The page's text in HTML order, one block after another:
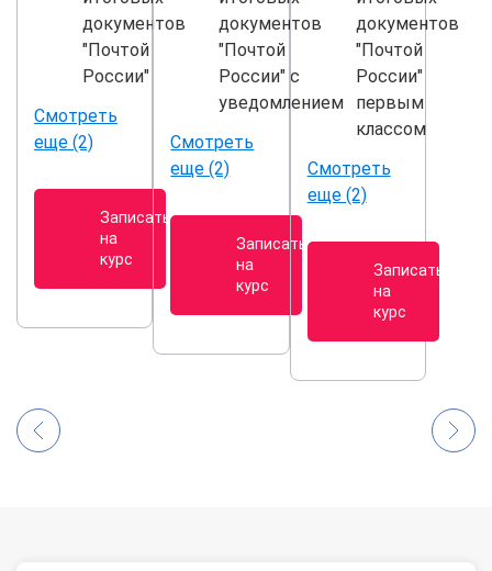
документов
"Почтой
России"
Смотреть
еще (2)
Записаться
на
курс
документов
"Почтой
России" с
уведомлением
Смотреть
еще (2)
Записаться
на
курс
документов
"Почтой
России"
первым
классом
Смотреть
еще (2)
Записаться
на
курс